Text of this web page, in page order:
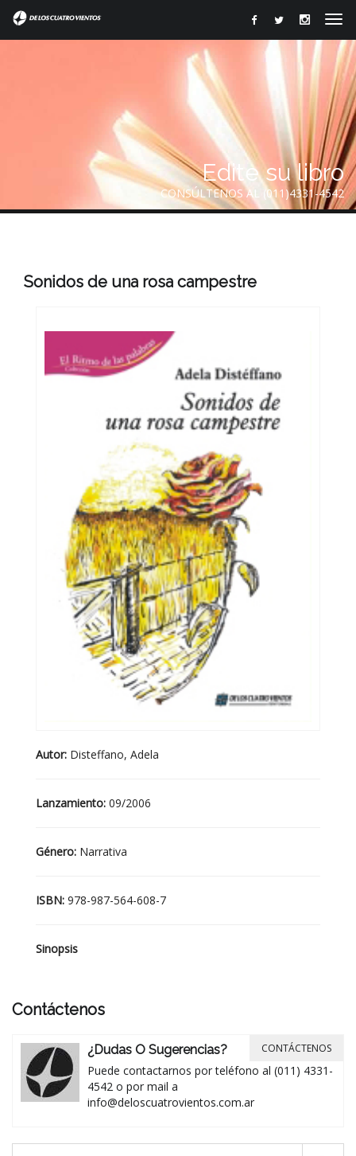
Edite su libro
CONSÚLTENOS AL (011)4331-4542
Sonidos de una rosa campestre
Autor: Disteffano, Adela
Lanzamiento: 09/2006
Género: Narrativa
ISBN: 978-987-564-608-7
Sinopsis
Contáctenos
¿Dudas O Sugerencias?
Puede contactarnos por teléfono al (011) 4331-
4542 o por mail a
info@deloscuatrovientos.com.ar
CONTÁCTENOS